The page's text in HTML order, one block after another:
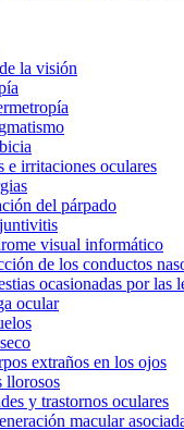
la visión
e irritaciones oculares
del párpado
visual informático
de los conductos
ocasionadas por las
ocular
extraños en los ojos
llorosos
y trastornos oculares
macular